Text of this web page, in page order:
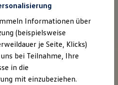
Schlussrate
Garantien
bei Volkswagen
Informationen über
(beispielsweise
je Seite, Klicks)
bei Teilnahme, Ihre
in die
mit einzubeziehen.